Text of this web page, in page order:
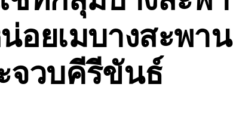
อยเมบางสะพาน
จวบคีรีขันธ์